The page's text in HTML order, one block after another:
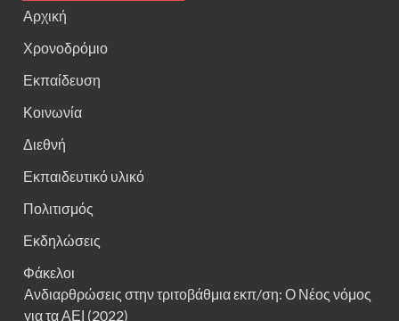
Αρχική
Χρονοδρόμιο
Εκπαίδευση
Κοινωνία
Διεθνή
Εκπαιδευτικό υλικό
Πολιτισμός
Εκδηλώσεις
Φάκελοι
Ανδιαρθρώσεις στην τριτοβάθμια εκπ/ση: Ο Νέος νόμος
για τα ΑΕΙ (2022)